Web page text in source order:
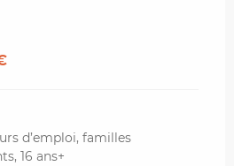
d’emploi, familles
16 ans+